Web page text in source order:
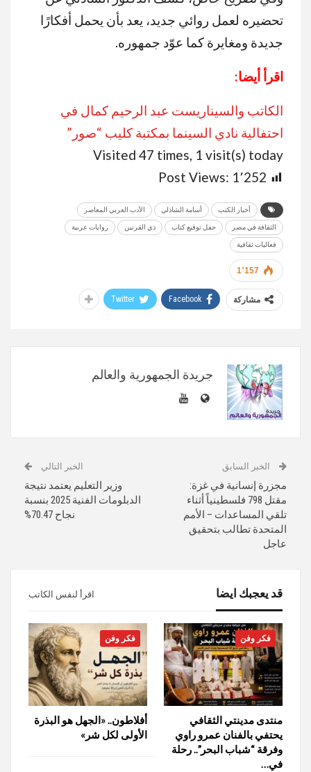
تحضيره لعمل روائي جديد، يعد بأن يحمل أفكارًا
جديدة ومغايرة كما عوّد جمهوره.
اقرأ أيضا:
الكاتب والسيناريست عبد الرحيم كمال في
احتفالية نادي السينما بمكتبة كليب “صور”
Visited 47 times, 1 visit(s) today
Post Views: 1٬252
أخبار الكتب أسامة الشاذلي الأدب العربي المعاصر
الثقافة في مصر حفل توقيع كتاب ذي القرنين روايات عربية
فعاليات ثقافية
1٬157
مشاركة Facebook
Twitter
جريدة الجمهورية والعالم
الخبر السابق
مجزرة إنسانية في غزة:
مقتل 798 فلسطينياً أثناء
تلقي المساعدات – الأمم
المتحدة تطالب بتحقيق
عاجل
الخبر التالي
وزير التعليم يعتمد نتيجة
الدبلومات الفنية 2025 بنسبة
نجاح 70.47%
قد يعجبك ايضا اقرأ لنفس الكاتب
فكر وفن
منتدى مدينتي الثقافي
يحتفي بالفنان عمرو راوي
وفرقة “شباب البحر”.. رحلة
في…
فكر وفن
أفلاطون.. «الجهل هو البذرة
الأولى لكل شر»